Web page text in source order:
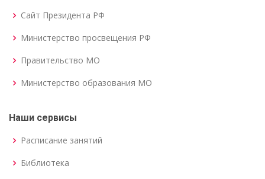
Сайт Президента РФ
Министерство просвещения РФ
Правительство МО
Министерство образования МО
Наши сервисы
Расписание занятий
Библиотека